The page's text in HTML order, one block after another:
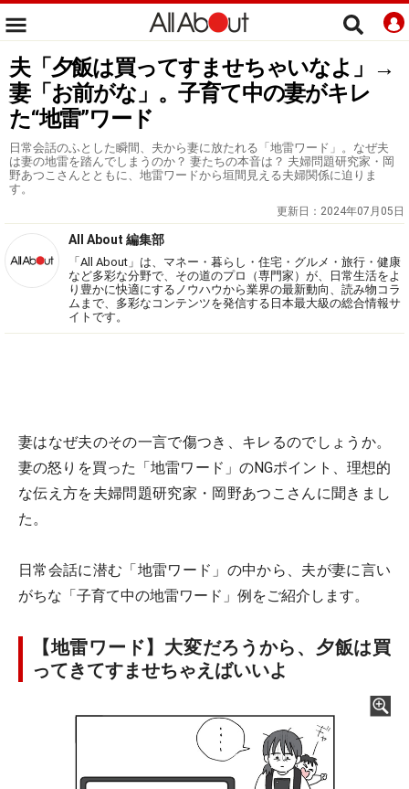
夫「夕飯は買ってすませちゃいなよ」→
妻「お前がな」。子育て中の妻がキレ
た“地雷”ワード
日常会話のふとした瞬間、夫から妻に放たれる「地雷ワード」。なぜ夫
は妻の地雷を踏んでしまうのか？ 妻たちの本音は？ 夫婦問題研究家・岡
野あつこさんとともに、地雷ワードから垣間見える夫婦関係に迫りま
す。
更新日： 2024年07月05日
All About 編集部
「All About」は、マネー・暮らし・住宅・グルメ・旅行・健康
など多彩な分野で、その道のプロ（専門家）が、日常生活をよ
り豊かに快適にするノウハウから業界の最新動向、読み物コラ
ムまで、多彩なコンテンツを発信する日本最大級の総合情報サ
イトです。
妻はなぜ夫のその一言で傷つき、キレるのでしょうか。
妻の怒りを買った「地雷ワード」のNGポイント、理想的
な伝え方を夫婦問題研究家・岡野あつこさんに聞きまし
た。
日常会話に潜む「地雷ワード」の中から、夫が妻に言い
がちな「子育て中の地雷ワード」例をご紹介します。
【地雷ワード】大変だろうから、夕飯は買
ってきてすませちゃえばいいよ